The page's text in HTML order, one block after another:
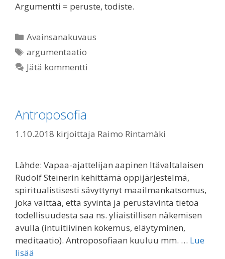
Argumentti = peruste, todiste.
Kategoriat
Avainsanakuvaus
Avainsanat
argumentaatio
Jätä kommentti
Antroposofia
1.10.2018 kirjoittaja Raimo Rintamäki
Lähde: Vapaa-ajattelijan aapinen Itävaltalaisen
Rudolf Steinerin kehittämä oppijärjestelmä,
spiritualistisesti sävyttynyt maailmankatsomus,
joka väittää, että syvintä ja perustavinta tietoa
todellisuudesta saa ns. yliaistillisen näkemisen
avulla (intuitiivinen kokemus, eläytyminen,
meditaatio). Antroposofiaan kuuluu mm. … Lue
lisää